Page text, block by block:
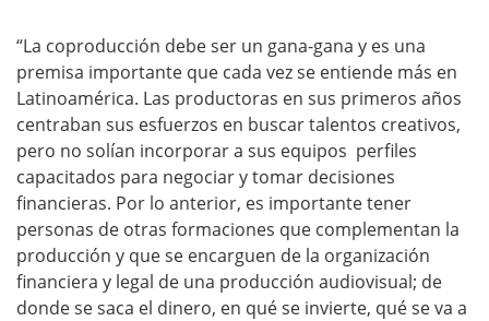
“La coproducción debe ser un gana-gana y es una
premisa importante que cada vez se entiende más en
Latinoamérica. Las productoras en sus primeros años
centraban sus esfuerzos en buscar talentos creativos,
pero no solían incorporar a sus equipos perfiles
capacitados para negociar y tomar decisiones
financieras. Por lo anterior, es importante tener
personas de otras formaciones que complementan la
producción y que se encarguen de la organización
financiera y legal de una producción audiovisual; de
donde se saca el dinero, en qué se invierte, qué se va a